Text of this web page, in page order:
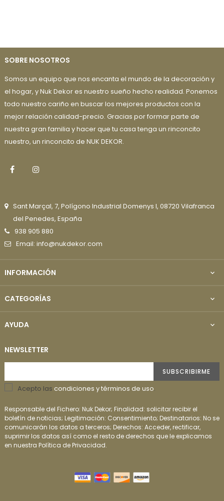
SOBRE NOSOTROS
Somos un equipo que nos encanta el mundo de la decoración y
el hogar, y Nuk Dekor es nuestro sueño hecho realidad. Ponemos
todo nuestro cariño en buscar los mejores productos con la
mejor relación calidad-precio. Gracias por formar parte de
nuestra gran familia y hacer que tu casa tenga un rinconcito
nuestro, un rinconcito de NUK DEKOR.
Facebook
Sant Marçal, 7, Polígono Industrial Domenys I, 08720 Vilafranca
del Penedes, España
938 905 880
Email: info@nukdekor.com
INFORMACIÓN 
CATEGORÍAS 
AYUDA 
NEWSLETTER
SUBSCRIBIRME
Acepto las condiciones y términos de uso.
Responsable del Fichero: Nuk Dekor; Finalidad: solicitar recibir el
boletín de noticias; Legitimación: Consentimiento; Destinatarios: No se
comunicarán los datos a terceros; Derechos: Acceder, rectificar,
suprimir los datos así como el resto de derechos que le explicamos
en nuestra Política de Privacidad.